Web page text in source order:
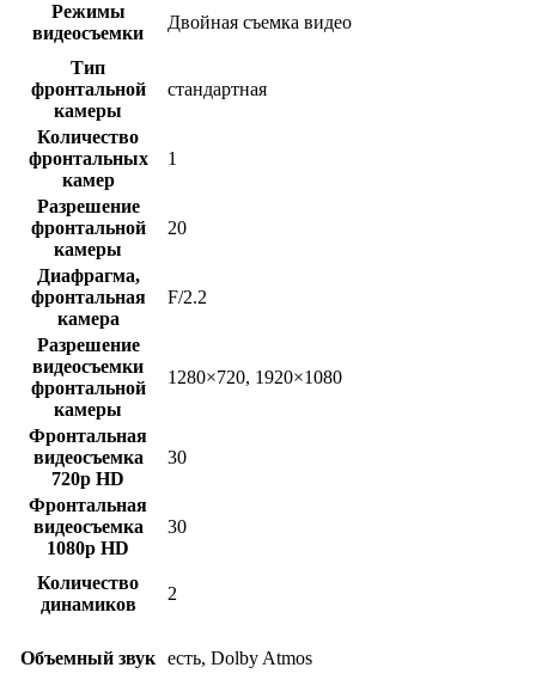
Режимы
видеосъемки
Двойная съемка видео
Тип
фронтальной
камеры
стандартная
Количество
фронтальных
камер
1
Разрешение
фронтальной
камеры
20
Диафрагма,
фронтальная
камера
F/2.2
Разрешение
видеосъемки
фронтальной
камеры
1280×720, 1920×1080
Фронтальная
видеосъемка
720p HD
30
Фронтальная
видеосъемка
1080p HD
30
Количество
динамиков
2
Объемный звук есть, Dolby Atmos